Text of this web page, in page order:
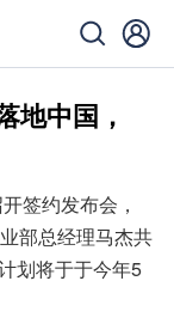
地中国，
签约发布会，
部总经理马杰共
划将于于今年5